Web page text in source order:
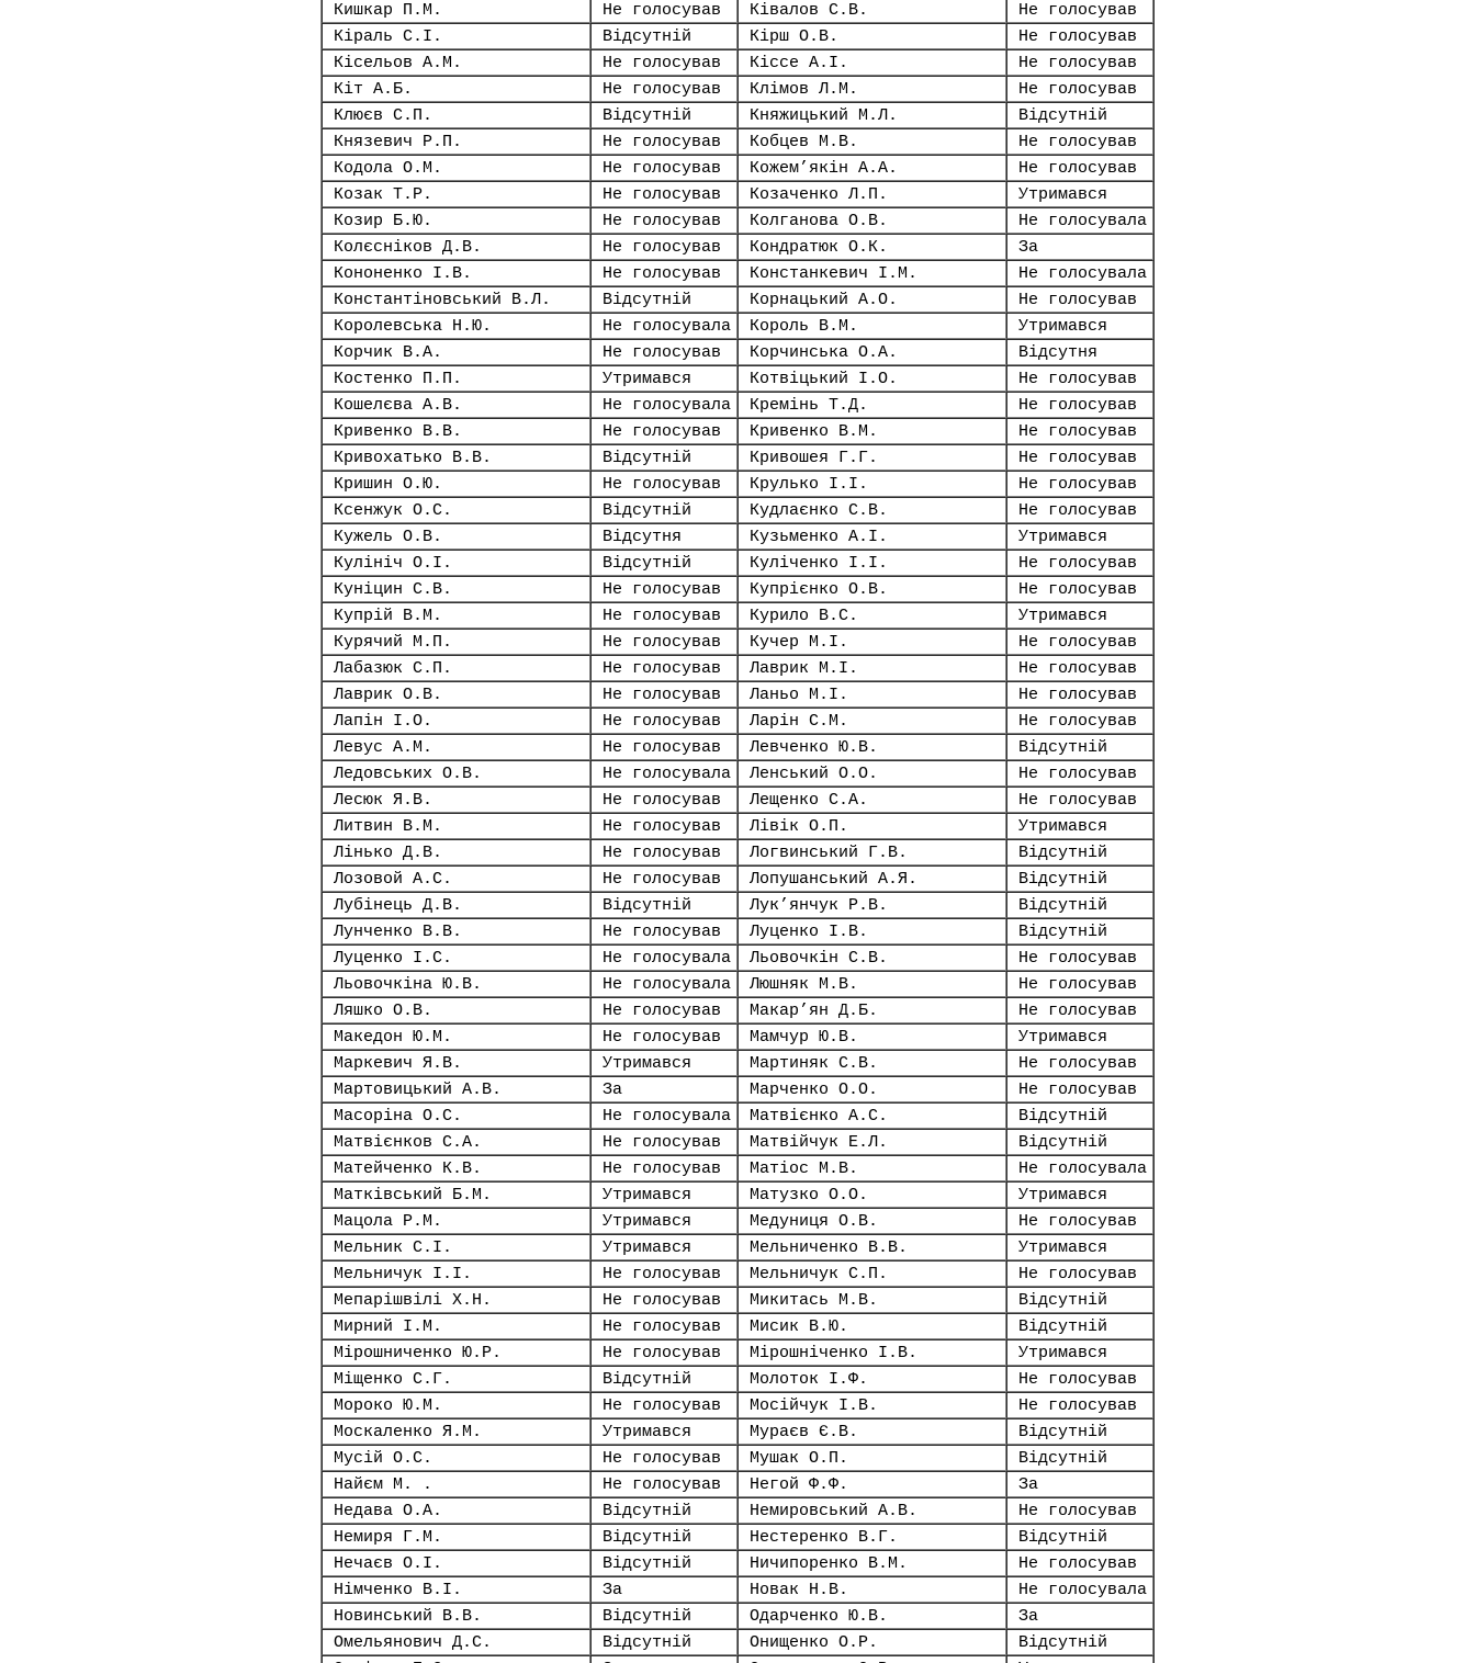
Кишкар П.М.
Не голосував Ківалов С.В.
Не голосував
Кіраль С.І.
Відсутній Кірш О.В.
Не голосував
Кісельов А.М.
Не голосував Кіссе А.І.
Не голосував
Кіт А.Б.
Не голосував Клімов Л.М.
Не голосував
Клюєв С.П.
Відсутній Княжицький М.Л.
Відсутній
Князевич Р.П.
Не голосував Кобцев М.В.
Не голосував
Кодола О.М.
Не голосував Кожем’якін А.А.
Не голосував
Козак Т.Р.
Не голосував Козаченко Л.П.
Утримався
Козир Б.Ю.
Не голосував Колганова О.В.
Не голосувала
Колєсніков Д.В.
Не голосував Кондратюк О.К.
За
Кононенко І.В.
Не голосував Констанкевич І.М.
Не голосувала
Константіновський В.Л.
Відсутній Корнацький А.О.
Не голосував
Королевська Н.Ю.
Не голосувала Король В.М.
Утримався
Корчик В.А.
Не голосував Корчинська О.А.
Відсутня
Костенко П.П.
Утримався Котвіцький І.О.
Не голосував
Кошелєва А.В.
Не голосувала Кремінь Т.Д.
Не голосував
Кривенко В.В.
Не голосував Кривенко В.М.
Не голосував
Кривохатько В.В.
Відсутній Кривошея Г.Г.
Не голосував
Кришин О.Ю.
Не голосував Крулько І.І.
Не голосував
Ксенжук О.С.
Відсутній Кудлаєнко С.В.
Не голосував
Кужель О.В.
Відсутня Кузьменко А.І.
Утримався
Кулініч О.І.
Відсутній Куліченко І.І.
Не голосував
Куніцин С.В.
Не голосував Купрієнко О.В.
Не голосував
Купрій В.М.
Не голосував Курило В.С.
Утримався
Курячий М.П.
Не голосував Кучер М.І.
Не голосував
Лабазюк С.П.
Не голосував Лаврик М.І.
Не голосував
Лаврик О.В.
Не голосував Ланьо М.І.
Не голосував
Лапін І.О.
Не голосував Ларін С.М.
Не голосував
Левус А.М.
Не голосував Левченко Ю.В.
Відсутній
Ледовських О.В.
Не голосувала Ленський О.О.
Не голосував
Лесюк Я.В.
Не голосував Лещенко С.А.
Не голосував
Литвин В.М.
Не голосував Лівік О.П.
Утримався
Лінько Д.В.
Не голосував Логвинський Г.В.
Відсутній
Лозовой А.С.
Не голосував Лопушанський А.Я.
Відсутній
Лубінець Д.В.
Відсутній Лук’янчук Р.В.
Відсутній
Лунченко В.В.
Не голосував Луценко І.В.
Відсутній
Луценко І.С.
Не голосувала Льовочкін С.В.
Не голосував
Льовочкіна Ю.В.
Не голосувала Люшняк М.В.
Не голосував
Ляшко О.В.
Не голосував Макар’ян Д.Б.
Не голосував
Македон Ю.М.
Не голосував Мамчур Ю.В.
Утримався
Маркевич Я.В.
Утримався Мартиняк С.В.
Не голосував
Мартовицький А.В.
За Марченко О.О.
Не голосував
Масоріна О.С.
Не голосувала Матвієнко А.С.
Відсутній
Матвієнков С.А.
Не голосував Матвійчук Е.Л.
Відсутній
Матейченко К.В.
Не голосував Матіос М.В.
Не голосувала
Матківський Б.М.
Утримався Матузко О.О.
Утримався
Мацола Р.М.
Утримався Медуниця О.В.
Не голосував
Мельник С.І.
Утримався Мельниченко В.В.
Утримався
Мельничук І.І.
Не голосував Мельничук С.П.
Не голосував
Мепарішвілі Х.Н.
Не голосував Микитась М.В.
Відсутній
Мирний І.М.
Не голосував Мисик В.Ю.
Відсутній
Мірошниченко Ю.Р.
Не голосував Мірошніченко І.В.
Утримався
Міщенко С.Г.
Відсутній Молоток І.Ф.
Не голосував
Мороко Ю.М.
Не голосував Мосійчук І.В.
Не голосував
Москаленко Я.М.
Утримався Мураєв Є.В.
Відсутній
Мусій О.С.
Не голосував Мушак О.П.
Відсутній
Найєм М. .
Не голосував Негой Ф.Ф.
За
Недава О.А.
Відсутній Немировський А.В.
Не голосував
Немиря Г.М.
Відсутній Нестеренко В.Г.
Відсутній
Нечаєв О.І.
Відсутній Ничипоренко В.М.
Не голосував
Німченко В.І.
За Новак Н.В.
Не голосувала
Новинський В.В.
Відсутній Одарченко Ю.В.
За
Омельянович Д.С.
Відсутній Онищенко О.Р.
Відсутній